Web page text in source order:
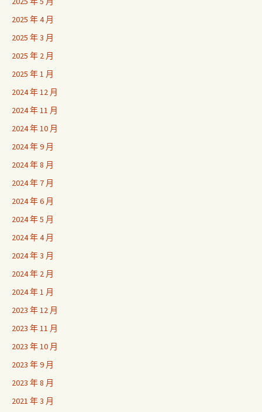
2025 年 4 月
2025 年 3 月
2025 年 2 月
2025 年 1 月
2024 年 12 月
2024 年 11 月
2024 年 10 月
2024 年 9 月
2024 年 8 月
2024 年 7 月
2024 年 6 月
2024 年 5 月
2024 年 4 月
2024 年 3 月
2024 年 2 月
2024 年 1 月
2023 年 12 月
2023 年 11 月
2023 年 10 月
2023 年 9 月
2023 年 8 月
2021 年 3 月